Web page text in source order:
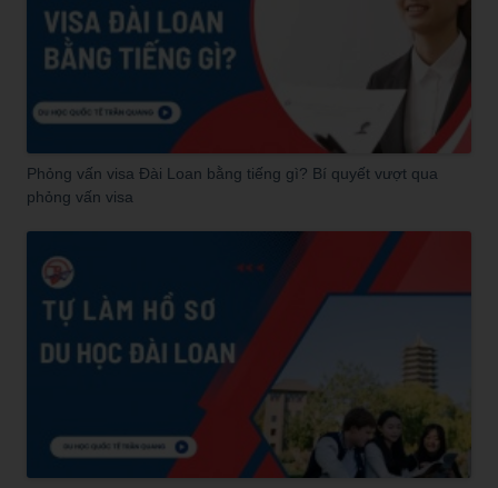
Phỏng vấn visa Đài Loan bằng tiếng gì? Bí quyết vượt qua
phỏng vấn visa